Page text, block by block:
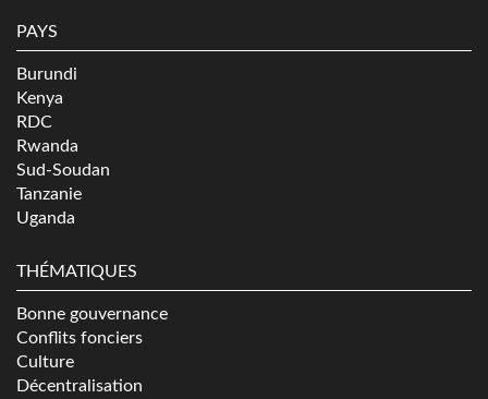
PAYS
Burundi
Kenya
RDC
Rwanda
Sud-Soudan
Tanzanie
Uganda
THÉMATIQUES
Bonne gouvernance
Conflits fonciers
Culture
Décentralisation